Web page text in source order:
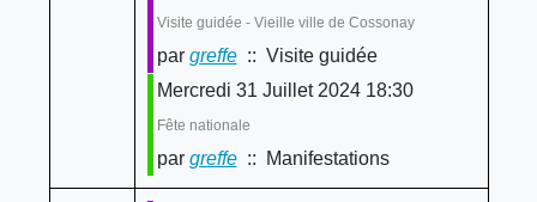
Visite guidée - Vieille ville de Cossonay
par greffe:: Visite guidée
Mercredi 31 Juillet 2024 18:30
Fête nationale
par greffe:: Manifestations